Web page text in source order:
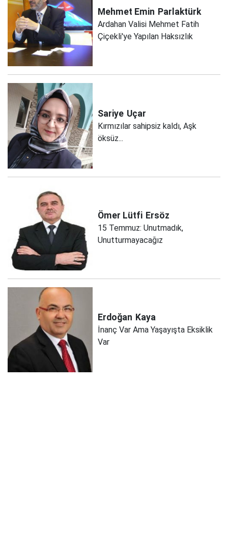
Mehmet Emin Parlaktürk
Ardahan Valisi Mehmet Fatih
Çiçekli'ye Yapılan Haksızlık
Sariye Uçar
Kırmızılar sahipsiz kaldı, Aşk
öksüz...
Ömer Lütfi Ersöz
15 Temmuz: Unutmadık,
Unutturmayacağız
Erdoğan Kaya
İnanç Var Ama Yaşayışta Eksiklik
Var